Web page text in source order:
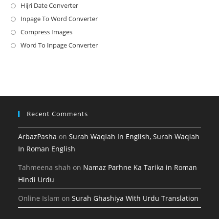
Hijri Date ConverterOpens
in
new
Inpage To Word ConverterOpens
a
Compress ImagesOpens
in
Word To Inpage ConverterOpens
tab
Recent Comments
ArbazPasha onSurah Waqiah In English, Surah Waqiah
In Roman English
Tahmeena shah on Namaz Parhne Ka Tarika in Roman
Hindi Urdu
Online Islam onSurah Ghashiya With Urdu Translation